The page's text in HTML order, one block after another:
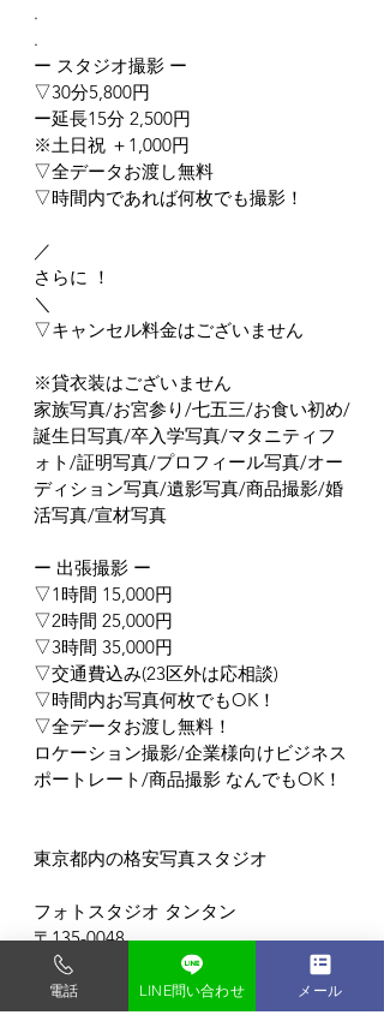
.
.
ー スタジオ撮影 ー
▽30分5,800円
ー延長15分 2,500円
※土日祝 ＋1,000円
▽全データお渡し無料
▽時間内であれば何枚でも撮影！
／
さらに ！
＼
▽キャンセル料金はございません
※貸衣装はございません
家族写真/お宮参り/七五三/お食い初め/
誕生日写真/卒入学写真/マタニティフ
ォト/証明写真/プロフィール写真/オー
ディション写真/遺影写真/商品撮影/婚
活写真/宣材写真
ー 出張撮影 ー
▽1時間 15,000円
▽2時間 25,000円
▽3時間 35,000円
▽交通費込み(23区外は応相談)
▽時間内お写真何枚でもOK！
▽全データお渡し無料！
ロケーション撮影/企業様向けビジネス
ポートレート/商品撮影 なんでもOK！
東京都内の格安写真スタジオ
フォトスタジオ タンタン
〒135-0048
東京都門前仲町1-9-2-2F
門前仲町駅から徒歩3分 (バリアフリー)
電話 LINE問い合わせ メール